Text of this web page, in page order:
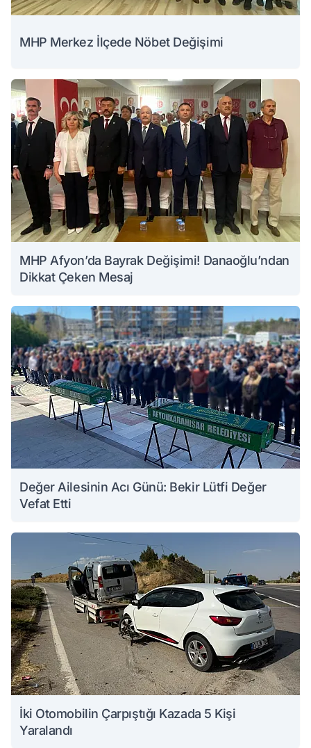
MHP Merkez İlçede Nöbet Değişimi
MHP Afyon’da Bayrak Değişimi! Danaoğlu’ndan
Dikkat Çeken Mesaj
Değer Ailesinin Acı Günü: Bekir Lütfi Değer
Vefat Etti
İki Otomobilin Çarpıştığı Kazada 5 Kişi
Yaralandı